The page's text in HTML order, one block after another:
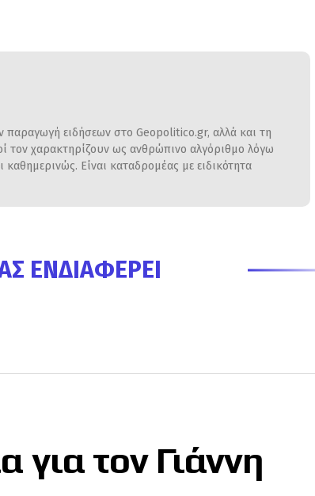
ειδήσεων στο Geopolitico.gr, αλλά και τη
τον χαρακτηρίζουν ως ανθρώπινο αλγόριθμο λόγω
Είναι καταδρομέας με ειδικότητα
ΕΝΔΙΑΦΈΡΕΙ
για τον Γιάννη